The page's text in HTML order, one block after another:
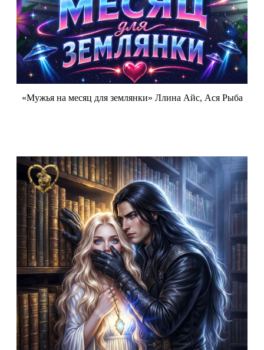
«Мужья на месяц для землянки» Ллина Айс, Ася Рыба